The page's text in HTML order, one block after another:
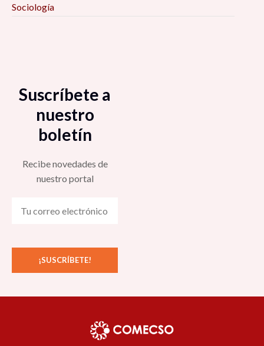
Sociología
Suscríbete a
nuestro
boletín
Recibe novedades de
nuestro portal